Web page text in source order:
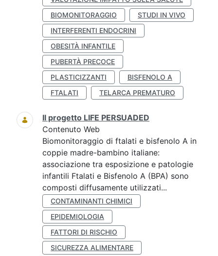
BIOMONITORAGGIO
STUDI IN VIVO
INTERFERENTI ENDOCRINI
OBESITÀ INFANTILE
PUBERTÀ PRECOCE
PLASTICIZZANTI
BISFENOLO A
FTALATI
TELARCA PREMATURO
Il progetto LIFE PERSUADED
Contenuto Web
Biomonitoraggio di ftalati e bisfenolo A in
coppie madre-bambino italiane:
associazione tra esposizione e patologie
infantili Ftalati e Bisfenolo A (BPA) sono
composti diffusamente utilizzati...
CONTAMINANTI CHIMICI
EPIDEMIOLOGIA
FATTORI DI RISCHIO
SICUREZZA ALIMENTARE